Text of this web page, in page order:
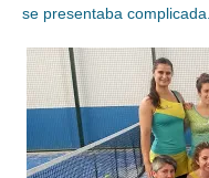
se presentaba complicada.